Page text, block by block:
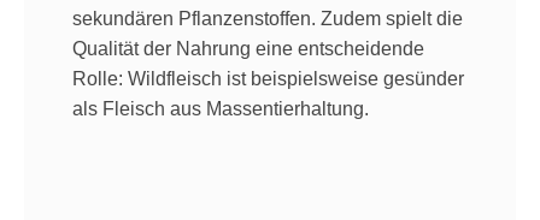
sekundären Pflanzenstoffen. Zudem spielt die
Qualität der Nahrung eine entscheidende
Rolle: Wildfleisch ist beispielsweise gesünder
als Fleisch aus Massentierhaltung.